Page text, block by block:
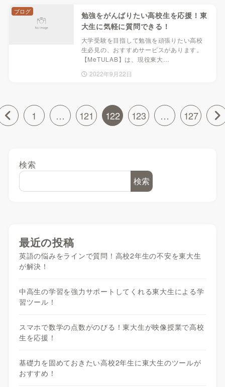
勉強をがんばりたい高校生を応援！東
大生に気軽に質問できる！
大学受験を目指して勉強を頑張りたい高校
生必見の、おすすめサービスがあります。
【MeTULAB】は、現役東大…
2022年9月22日
ブログ
1 … 121 122 123 … 127
検索
検索
最近の投稿
英語の悩みをラインで質問！高校2年生の不安を東大生
が解決！
中高生の学習を強力サポートしてくれる東大生による学
習ツール！
スマホで数学の点数がのびる！東大生が映像授業で高校
生を応援！
基礎力を固めておきたい高校2年生に東大生のツールが
おすすめ！